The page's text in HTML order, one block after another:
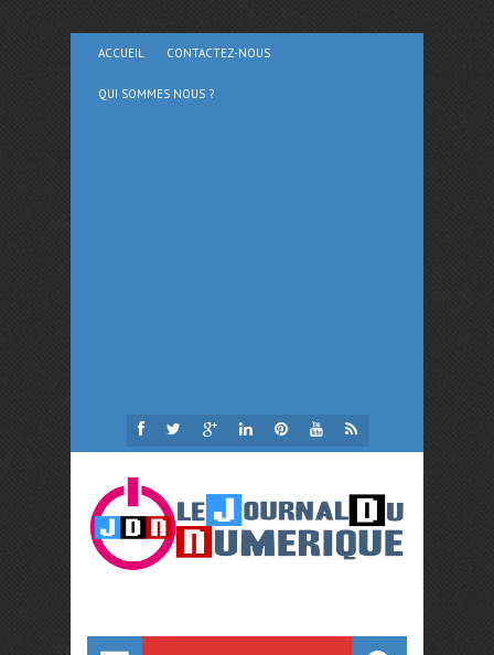
ACCUEIL CONTACTEZ-NOUS
QUI SOMMES NOUS ?